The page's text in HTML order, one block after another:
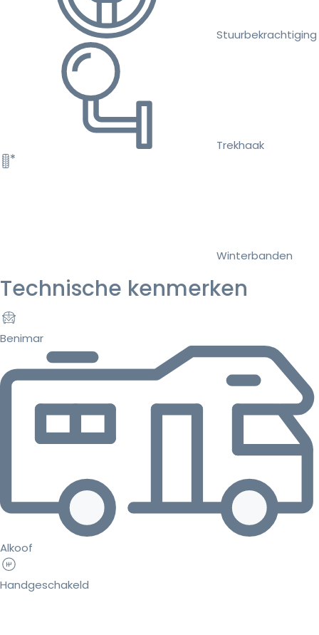
Stuurbekrachtiging
Trekhaak
Winterbanden
Technische kenmerken
Benimar
Alkoof
Handgeschakeld